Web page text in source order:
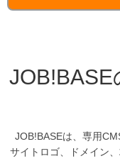
JOB!BASEは、専用
サイトロゴ、ドメイン